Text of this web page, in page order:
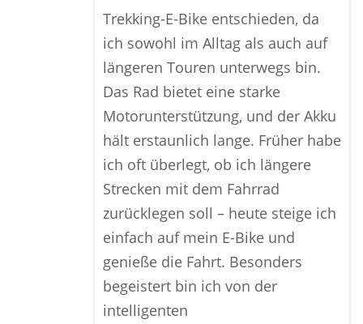
Trekking-E-Bike entschieden, da
ich sowohl im Alltag als auch auf
längeren Touren unterwegs bin.
Das Rad bietet eine starke
Motorunterstützung, und der Akku
hält erstaunlich lange. Früher habe
ich oft überlegt, ob ich längere
Strecken mit dem Fahrrad
zurücklegen soll – heute steige ich
einfach auf mein E-Bike und
genieße die Fahrt. Besonders
begeistert bin ich von der
intelligenten